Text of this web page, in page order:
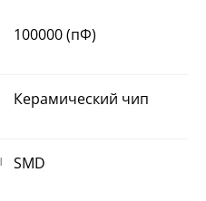
100000 (пФ)
Керамический чип
SMD